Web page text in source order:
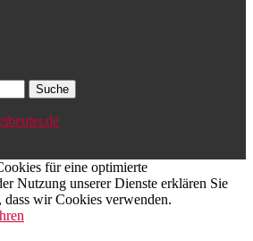
für eine optimierte
Nutzung unserer Dienste erklären Sie
dass wir Cookies verwenden.